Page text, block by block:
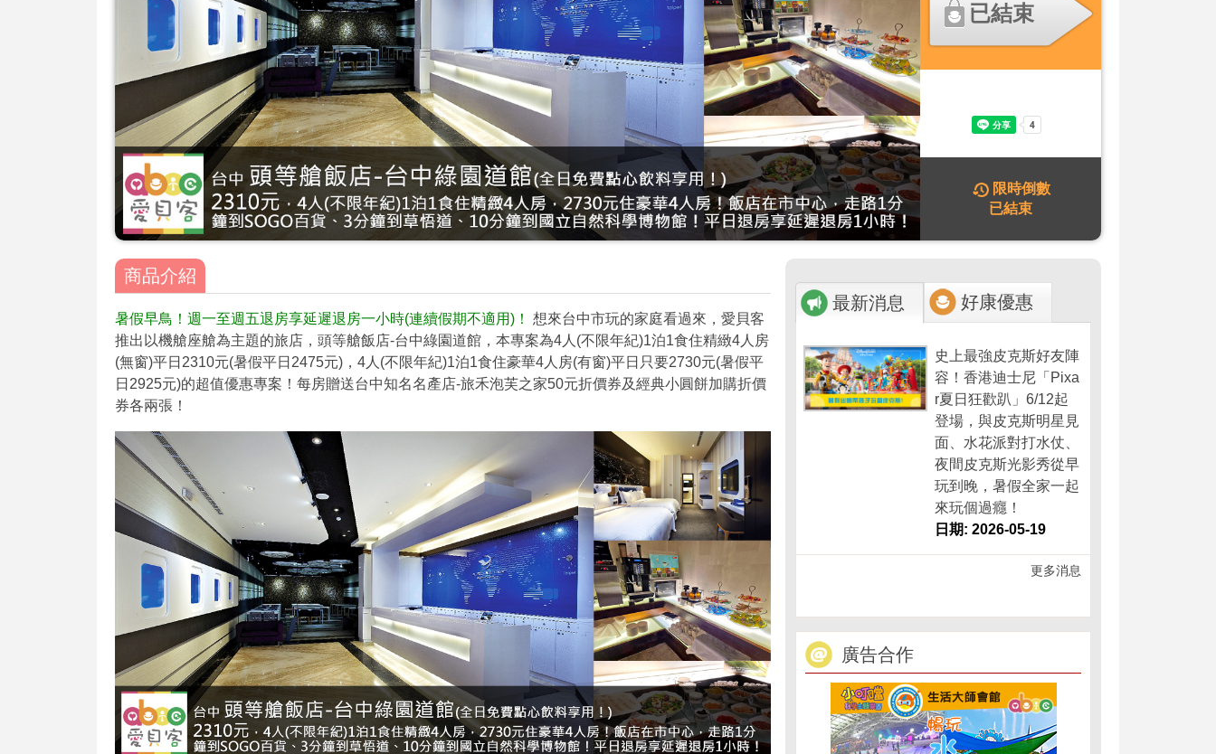
已結束
限時倒數
已結束
商品介紹
暑假早鳥！週一至週五退房享延遲退房一小時(連續假期不適用)！
想來台中市玩的家庭看過來，愛貝客
推出以機艙座艙為主題的旅店，頭等艙飯店-台中綠園道館，本專案為4人(不限年紀)1泊1食住精緻4人房
(無窗)平日2310元(暑假平日2475元)，4人(不限年紀)1泊1食住豪華4人房(有窗)平日只要2730元(暑假平
日2925元)的超值優惠專案！每房贈送台中知名名產店-旅禾泡芙之家50元折價券及經典小圓餅加購折價
券各兩張！
最新消息 好康優惠
史上最強皮克斯好友陣
容！香港迪士尼「Pixa
r夏日狂歡趴」6/12起
登場，與皮克斯明星見
面、水花派對打水仗、
夜間皮克斯光影秀從早
玩到晚，暑假全家一起
來玩個過癮！
日期: 2026-05-19
更多消息
廣告合作